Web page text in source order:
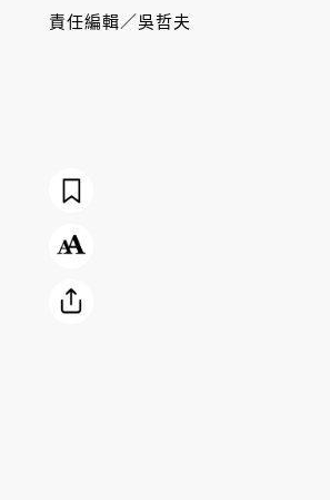
責任編輯／吳哲夫